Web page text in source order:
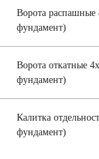
Ворота распашные
фундамент)
Ворота откатные
фундамент)
Калитка
фундамент)